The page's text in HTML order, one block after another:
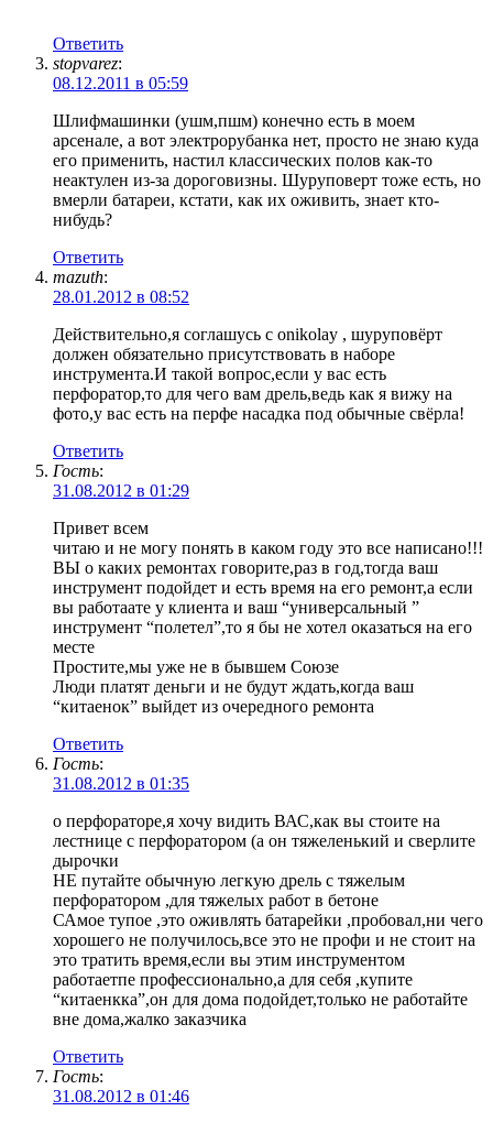
Ответить
stopvarez:
08.12.2011 в 05:59
Шлифмашинки (ушм,пшм) конечно есть в моем
арсенале, а вот электрорубанка нет, просто не знаю куда
его применить, настил классических полов как-то
неактулен из-за дороговизны. Шуруповерт тоже есть, но
вмерли батареи, кстати, как их оживить, знает кто-
нибудь?
Ответить
mazuth:
28.01.2012 в 08:52
Действительно,я соглашусь с onikolay , шуруповёрт
должен обязательно присутствовать в наборе
инструмента.И такой вопрос,если у вас есть
перфоратор,то для чего вам дрель,ведь как я вижу на
фото,у вас есть на перфе насадка под обычные свёрла!
Ответить
Гость:
31.08.2012 в 01:29
Привет всем
читаю и не могу понять в каком году это все написано!!!
ВЫ о каких ремонтах говорите,раз в год,тогда ваш
инструмент подойдет и есть время на его ремонт,а если
вы работаате у клиента и ваш “универсальный ”
инструмент “полетел”,то я бы не хотел оказаться на его
месте
Простите,мы уже не в бывшем Союзе
Люди платят деньги и не будут ждать,когда ваш
“китаенок” выйдет из очередного ремонта
Ответить
Гость:
31.08.2012 в 01:35
о перфораторе,я хочу видить ВАС,как вы стоите на
лестнице с перфоратором (а он тяжеленький и сверлите
дырочки
НЕ путайте обычную легкую дрель с тяжелым
перфоратором ,для тяжелых работ в бетоне
САмое тупое ,это оживлять батарейки ,пробовал,ни чего
хорошего не получилось,все это не профи и не стоит на
это тратить время,если вы этим инструментом
работаетпе профессионально,а для себя ,купите
“китаенкка”,он для дома подойдет,только не работайте
вне дома,жалко заказчика
Ответить
Гость:
31.08.2012 в 01:46